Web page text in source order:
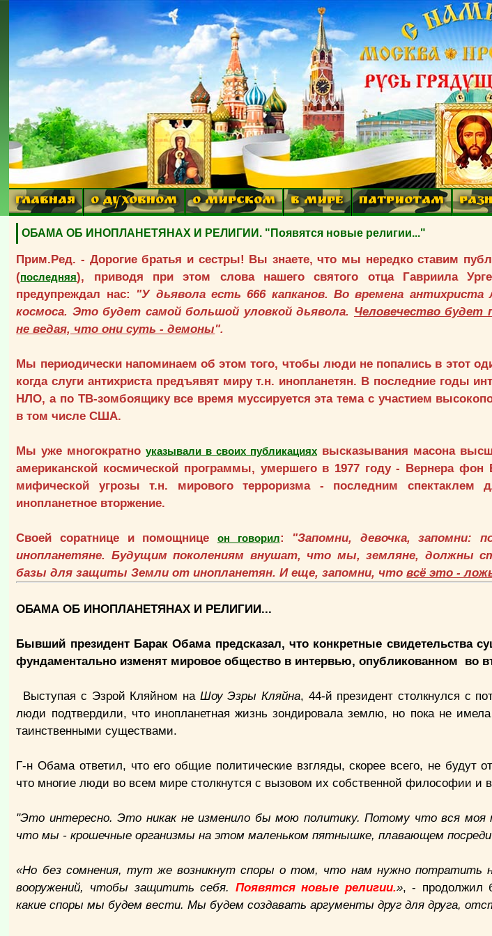
ГЛАВНАЯ О ДУХОВНОМ О МИРСКОМ В МИРЕ ПАТРИОТАМ
ОБАМА ОБ ИНОПЛАНЕТЯНАХ И РЕЛИГИИ. "Появятся новые религии..."
Прим.Ред. - Дорогие братья и сестры! Вы знаете, что мы нередко ставим
(последняя), приводя при этом слова нашего святого отца Гавриила
предупреждал нас: "У дьявола есть 666 капканов. Во времена
космоса. Это будет самой большой уловкой дьявола. Человечество будет
не ведая, что они суть - демоны".
Мы периодически напоминаем об этом того, чтобы люди не попались в этот
когда слуги антихриста предъявят миру т.н. инопланетян. В последние годы
НЛО, а по ТВ-зомбоящику все время муссируется эта тема с участием
в том числе США.
Мы уже многократноуказывали в своих публикациях высказывания масона
американской космической программы, умершего в 1977 году - Вернера фон
мифической угрозы т.н. мирового терроризма - последним спектаклем
инопланетное вторжение.
Своей соратнице и помощнице он говорил:
"Запомни, девочка, запомни:
инопланетяне. Будущим поколениям внушат, что мы, земляне, должны
базы для защиты Земли от инопланетян. И еще, запомни, чтовсё это -
ОБАМА ОБ ИНОПЛАНЕТЯНАХ И РЕЛИГИИ...
Бывший президент Барак Обама предсказал, что конкретные свидетельства
фундаментально изменят мировое общество в интервью, опубликованном во
Выступая с Эзрой Кляйном на Шоу Эзры Кляйна, 44-й президент столкнулся с
люди подтвердили, что инопланетная жизнь зондировала землю, но пока не имела
таинственными существами.
Г-н Обама ответил, что его общие политические взгляды, скорее всего, не будут
что многие люди во всем мире столкнутся с вызовом их собственной философии и
"Это интересно. Это никак не изменило бы мою политику. Потому что вся моя
что мы - крошечные организмы на этом маленьком пятнышке, плавающем посреди
«Но без сомнения, тут же возникнут споры о том, что нам нужно потратить
вооружений, чтобы защитить себя. Появятся новые религии.», - продолжил
какие споры мы будем вести. Мы будем создавать аргументы друг для друга,